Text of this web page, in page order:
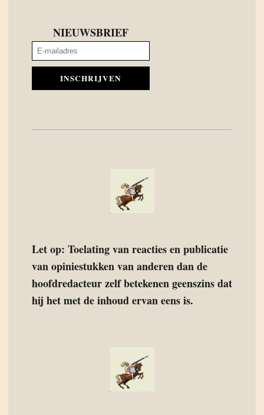
NIEUWSBRIEF
INSCHRIJVEN
Let op: Toelating van reacties en publicatie
van opiniestukken van anderen dan de
hoofdredacteur zelf betekenen geenszins dat
hij het met de inhoud ervan eens is.